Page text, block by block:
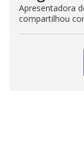
Apresentadora
compartilhou